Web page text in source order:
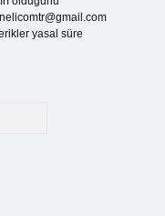
yasal süre